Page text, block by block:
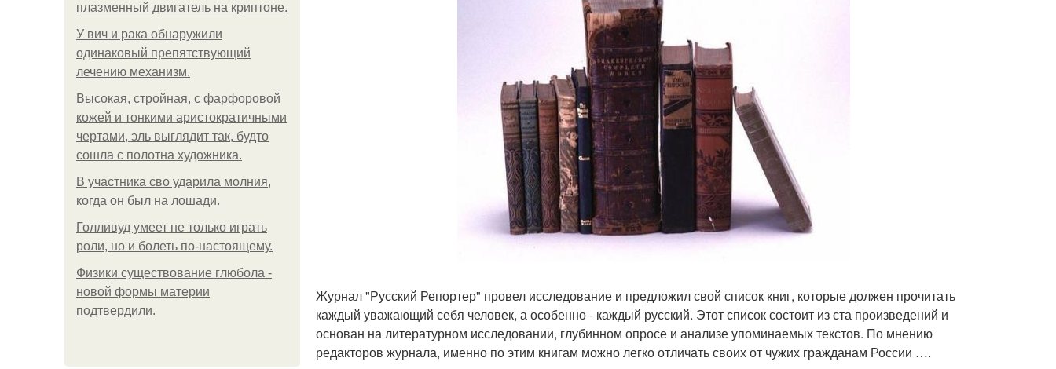
плазменный двигатель на криптоне.
У вич и рака обнаружили
одинаковый препятствующий
лечению механизм.
Высокая, стройная, с фарфоровой
кожей и тонкими аристократичными
чертами, эль выглядит так, будто
сошла с полотна художника.
В участника сво ударила молния,
когда он был на лошади.
Голливуд умеет не только играть
роли, но и болеть по-настоящему.
Физики существование глюбола -
новой формы материи
подтвердили.
Журнал "Русский Репортер" провел исследование и предложил свой список книг, которые должен прочитать
каждый уважающий себя человек, а особенно - каждый русский. Этот список состоит из ста произведений и
основан на литературном исследовании, глубинном опросе и анализе упоминаемых текстов. По мнению
редакторов журнала, именно по этим книгам можно легко отличать своих от чужих гражданам России ….